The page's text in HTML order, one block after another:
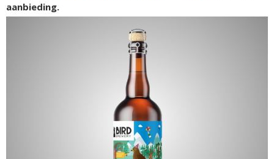
aanbieding.